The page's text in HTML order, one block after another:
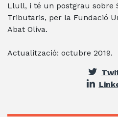
Llull, i té un postgrau sobre
Tributaris, per la Fundació
Abat Oliva.
Actualització: octubre 2019.